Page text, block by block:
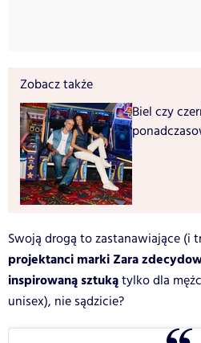
Zobacz także
Biel czy
Swoją drogą to zastanawiające (i
projektanci marki Zara
inspirowaną sztukątylko dla
unisex), nie sądzicie?